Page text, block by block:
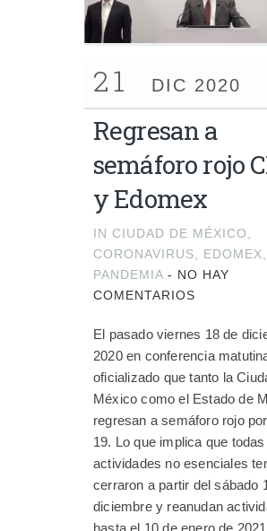
21 DIC 2020
Regresan a
semáforo rojo
y Edomex
IN CIUDAD DE MÉXICO
CORONAVIRUS
EDOMEX
PANDEMIA - NO HAY
COMENTARIOS
El pasado viernes 18 de
2020 en conferencia
oficializado que tanto la
México como el Estado de
regresan a semáforo rojo
19. Lo que implica que todas
actividades no esenciales
cerraron a partir del sábado
diciembre y reanudan
hasta el 10 de enero de